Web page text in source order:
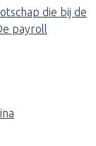
die bij de
payroll